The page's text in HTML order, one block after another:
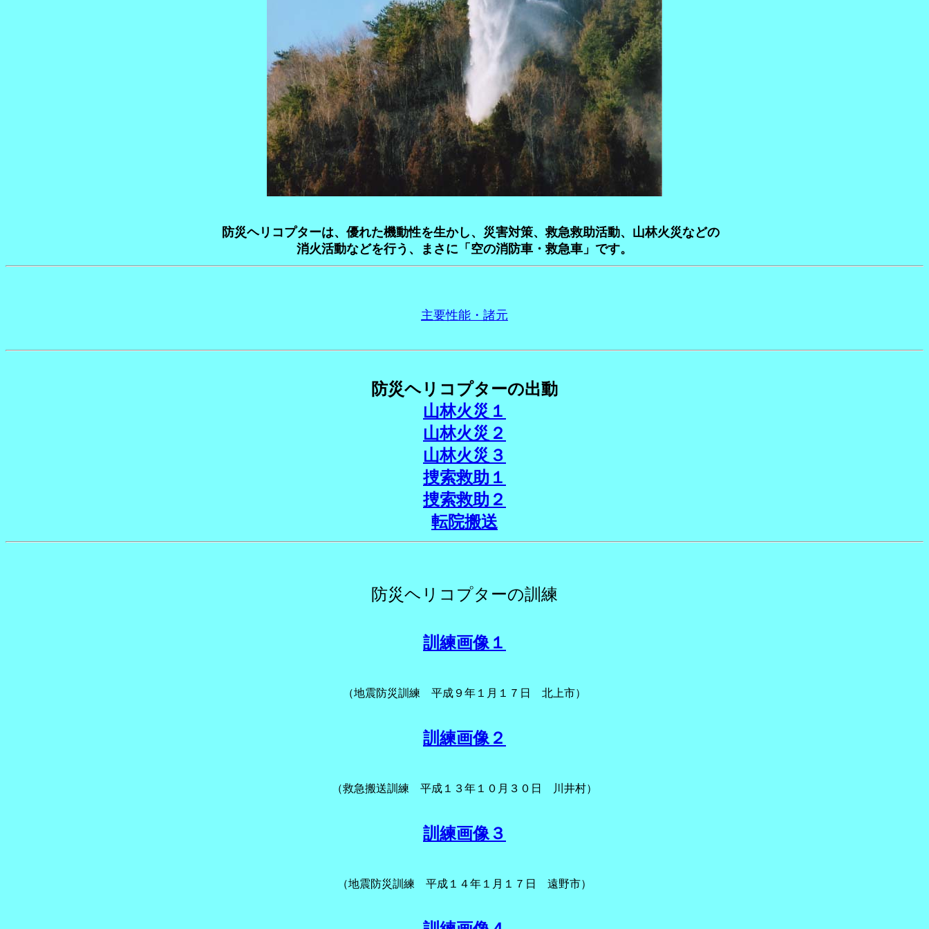
防災ヘリコプターは、優れた機動性を生かし、災害対策、救急救助活動、山林火災などの
消火活動などを行う、まさに「空の消防車・救急車」です。
主要性能・諸元
防災ヘリコプターの出動
山林火災１
山林火災２
山林火災３
捜索救助１
捜索救助２
転院搬送
防災ヘリコプターの訓練
訓練画像１
（地震防災訓練 平成９年１月１７日 北上市）
訓練画像２
（救急搬送訓練 平成１３年１０月３０日 川井村）
訓練画像３
（地震防災訓練 平成１４年１月１７日 遠野市）